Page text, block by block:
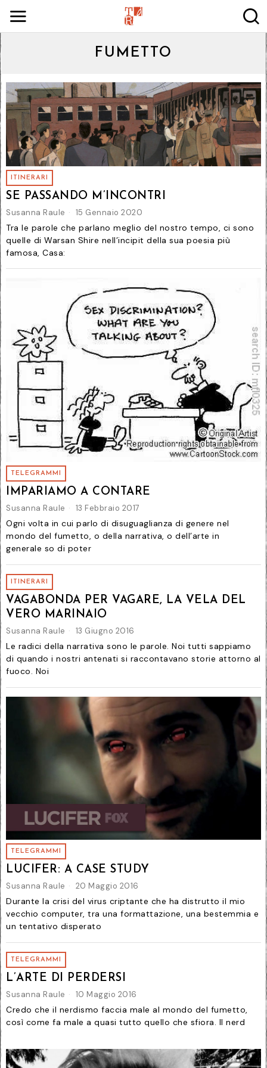
FUMETTO
ITINERARI
SE PASSANDO M’INCONTRI
Susanna Raule 15 Gennaio 2020
Tra le parole che parlano meglio del nostro tempo, ci sono
quelle di Warsan Shire nell’incipit della sua poesia più
famosa, Casa:
TELEGRAMMI
IMPARIAMO A CONTARE
Susanna Raule 13 Febbraio 2017
Ogni volta in cui parlo di disuguaglianza di genere nel
mondo del fumetto, o della narrativa, o dell’arte in
generale so di poter
ITINERARI
VAGABONDA PER VAGARE, LA VELA DEL
VERO MARINAIO
Susanna Raule 13 Giugno 2016
Le radici della narrativa sono le parole. Noi tutti sappiamo
di quando i nostri antenati si raccontavano storie attorno al
fuoco. Noi
TELEGRAMMI
LUCIFER: A CASE STUDY
Susanna Raule 20 Maggio 2016
Durante la crisi del virus criptante che ha distrutto il mio
vecchio computer, tra una formattazione, una bestemmia e
un tentativo disperato
TELEGRAMMI
L’ARTE DI PERDERSI
Susanna Raule 10 Maggio 2016
Credo che il nerdismo faccia male al mondo del fumetto,
così come fa male a quasi tutto quello che sfiora. Il nerd